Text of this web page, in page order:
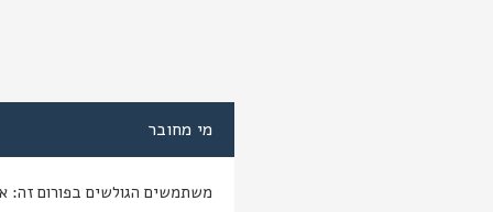
מי מחובר
משתמשים הגולשים בפורום זה: